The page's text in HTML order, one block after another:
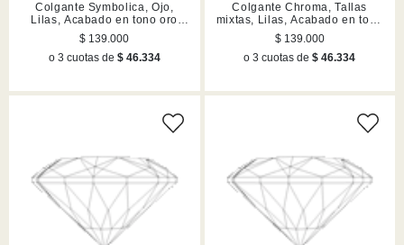
Colgante Symbolica, Ojo,
Lilas, Acabado en tono oro
rosa
$ 139.000
o 3 cuotas de $ 46.334
Colgante Chroma, Tallas
mixtas, Lilas, Acabado en tono
oro
$ 139.000
o 3 cuotas de$ 46.334